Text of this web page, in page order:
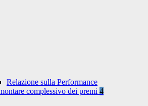
Relazione sulla Performance
complessivo dei premi 4